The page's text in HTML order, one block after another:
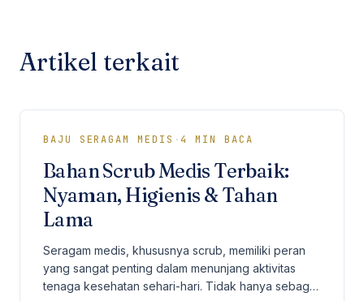
Artikel terkait
BAJU SERAGAM MEDIS ·4 MIN BACA
Bahan Scrub Medis Terbaik:
Nyaman, Higienis & Tahan
Lama
Seragam medis, khususnya scrub, memiliki peran
yang sangat penting dalam menunjang aktivitas
tenaga kesehatan sehari-hari. Tidak hanya sebagai